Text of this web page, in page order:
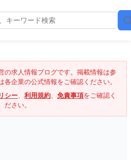
の求人情報ブログです。掲載情報は参
企業の公式情報をご確認ください。
シー、 利用規約、 免責事項をご確認く
ださい。